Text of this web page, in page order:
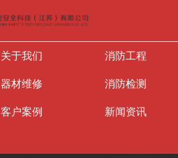
关于我们 消防工程
器材维修 消防检测
客户案例 新闻资讯